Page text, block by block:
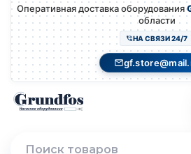
Оперативная доставка оборудования
области
НА СВЯЗИ 24/7